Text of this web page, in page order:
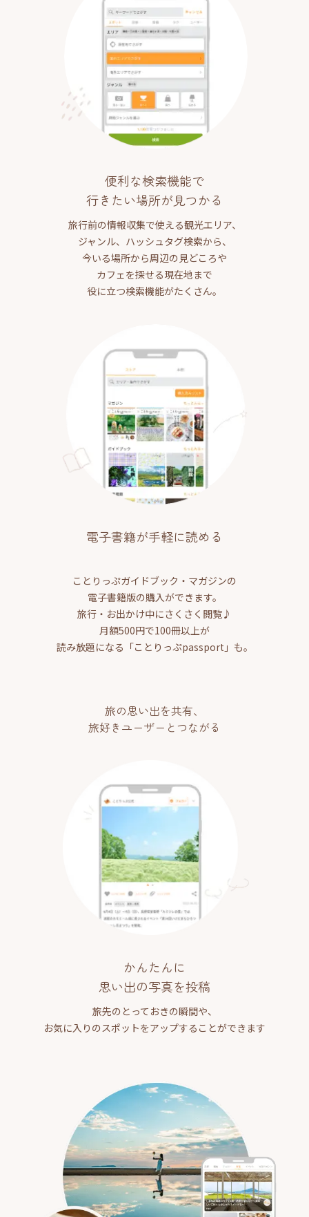
便利な検索機能で
行きたい場所が見つかる
旅行前の情報収集で使える観光エリア、
ジャンル、ハッシュタグ検索から、
今いる場所から周辺の見どころや
カフェを探せる現在地まで
役に立つ検索機能がたくさん。
電子書籍が手軽に読める
ことりっぷガイドブック・マガジンの
電子書籍版の購入ができます。
旅行・お出かけ中にさくさく閲覧♪
月額500円で100冊以上が
読み放題になる「ことりっぷpassport」も。
旅の思い出を共有、
旅好きユーザーとつながる
かんたんに
思い出の写真を投稿
旅先のとっておきの瞬間や、
お気に入りのスポットをアップすることができます